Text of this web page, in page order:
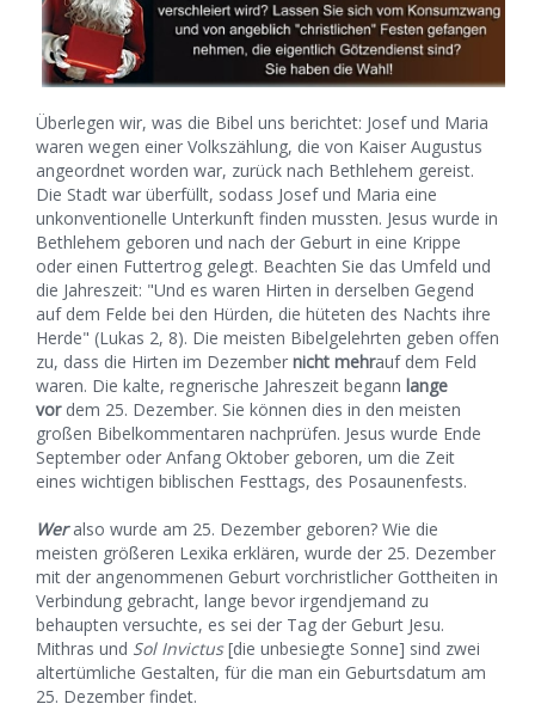
Überlegen wir, was die Bibel uns berichtet: Josef und Maria
waren wegen einer Volkszählung, die von Kaiser Augustus
angeordnet worden war, zurück nach Bethlehem gereist.
Die Stadt war überfüllt, sodass Josef und Maria eine
unkonventionelle Unterkunft finden mussten. Jesus wurde in
Bethlehem geboren und nach der Geburt in eine Krippe
oder einen Futtertrog gelegt. Beachten Sie das Umfeld und
die Jahreszeit: "Und es waren Hirten in derselben Gegend
auf dem Felde bei den Hürden, die hüteten des Nachts ihre
Herde" (Lukas 2, 8). Die meisten Bibelgelehrten geben offen
zu, dass die Hirten im Dezember nicht mehrauf dem Feld
waren. Die kalte, regnerische Jahreszeit begann lange
vordem 25. Dezember. Sie können dies in den meisten
großen Bibelkommentaren nachprüfen. Jesus wurde Ende
September oder Anfang Oktober geboren, um die Zeit
eines wichtigen biblischen Festtags, des Posaunenfests.
Weralso wurde am 25. Dezember geboren? Wie die
meisten größeren Lexika erklären, wurde der 25. Dezember
mit der angenommenen Geburt vorchristlicher Gottheiten in
Verbindung gebracht, lange bevor irgendjemand zu
behaupten versuchte, es sei der Tag der Geburt Jesu.
Mithras und Sol Invictus[die unbesiegte Sonne] sind zwei
altertümliche Gestalten, für die man ein Geburtsdatum am
25. Dezember findet.